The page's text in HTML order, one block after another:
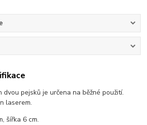
dvou pejsků je určena na běžné použití.
laserem.
šířka 6 cm.